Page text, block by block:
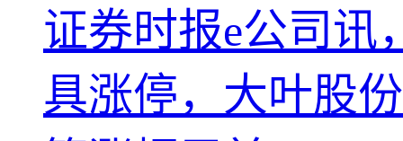
证券时报e公司讯
具涨停，大叶股